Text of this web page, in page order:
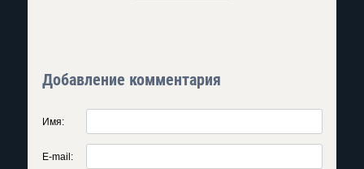
Добавление комментария
Имя:
E-mail: